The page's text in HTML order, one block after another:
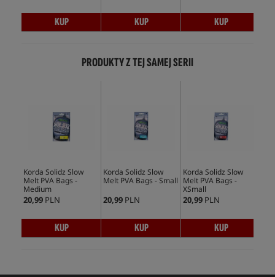
KUP KUP KUP
PRODUKTY Z TEJ SAMEJ SERII
Korda Solidz Slow
Melt PVA Bags -
Medium
20,99 PLN
KUP
Korda Solidz Slow
Melt PVA Bags - Small
20,99 PLN
KUP
Korda Solidz Slow
Melt PVA Bags -
XSmall
20,99 PLN
KUP